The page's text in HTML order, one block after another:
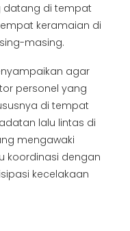
datang di tempat
keramaian di
masing.
agar
personel yang
di tempat
lalu lintas di
mengawaki
koordinasi dengan
kecelakaan